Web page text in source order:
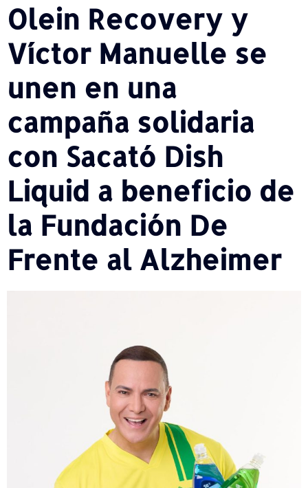
Olein Recovery y
Víctor Manuelle se
unen en una
campaña solidaria
con Sacató Dish
Liquid a beneficio de
la Fundación De
Frente al Alzheimer